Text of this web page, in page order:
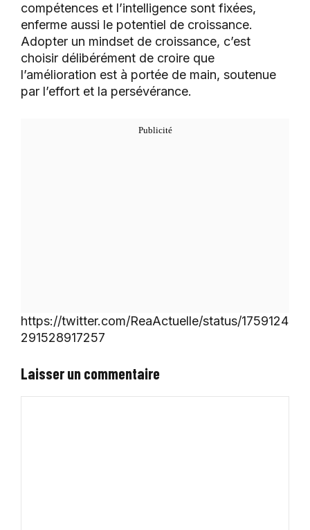
compétences et l’intelligence sont fixées,
enferme aussi le potentiel de croissance.
Adopter un mindset de croissance, c’est
choisir délibérément de croire que
l’amélioration est à portée de main, soutenue
par l’effort et la persévérance.
https://twitter.com/ReaActuelle/status/1759124
291528917257
Laisser un commentaire